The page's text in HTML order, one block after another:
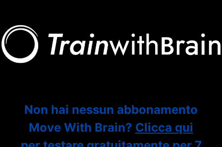
Non hai nessun abbonamento
Move With Brain? Clicca qui